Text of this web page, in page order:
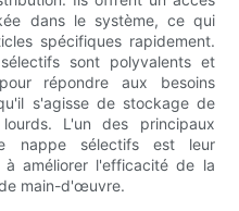
dans le système, ce qui
spécifiques rapidement.
sont polyvalents et
répondre aux besoins
s'agisse de stockage de
L'un des principaux
nappe sélectifs est leur
améliorer l'efficacité de la
main-d'œuvre.